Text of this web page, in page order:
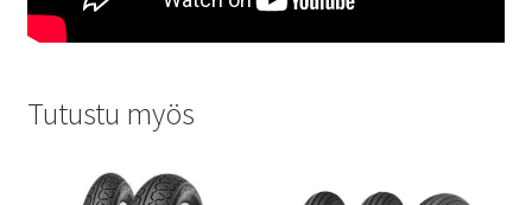
Tutustu myös